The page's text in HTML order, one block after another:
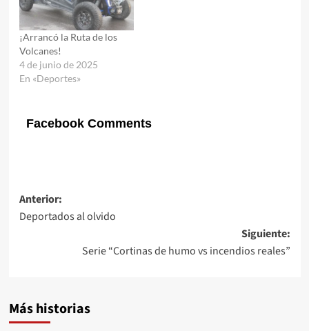
¡Arrancó la Ruta de los
Volcanes!
4 de junio de 2025
En «Deportes»
Facebook Comments
Navegación
de
entradas
Anterior:
Deportados al olvido
Siguiente:
Serie “Cortinas de humo vs incendios reales”
Más historias